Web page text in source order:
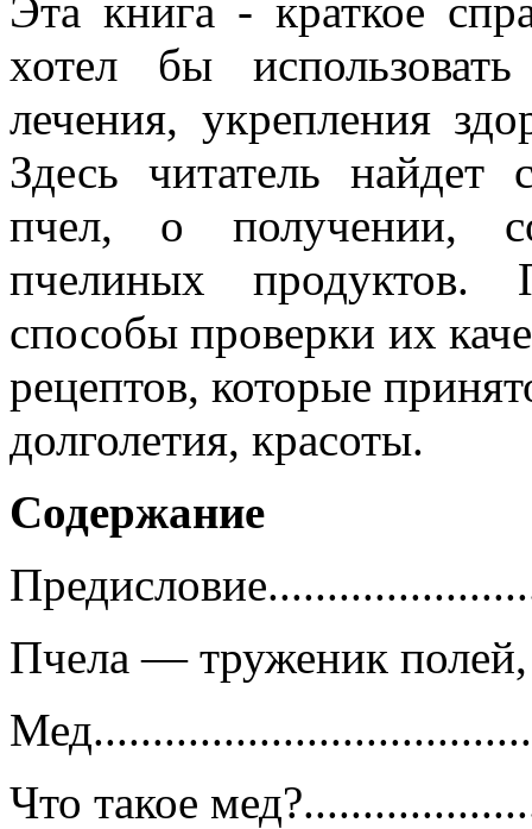
Эта книга - краткое
хотел бы
лечения, укрепления
Здесь читатель
пчел, о получении,
пчелиных продуктов.
способы проверки их
рецептов, которые
долголетия, красоты.
Содержание
Пчела — труженик полей,
Что такое